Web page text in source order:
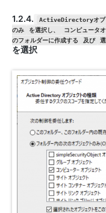
1.2.4. ActiveDirectoryオブ
のみ
を選択し、 コンピュータ
のフォルダーに作成する
及び
を選択